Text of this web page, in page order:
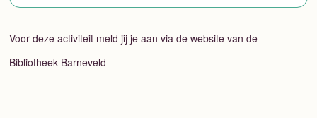
Voor deze activiteit meld jij je aan via de website van de
Bibliotheek Barneveld